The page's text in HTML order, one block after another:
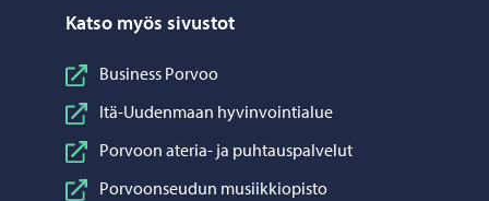
Katso myös sivustot
Business Porvoo
Itä-Uudenmaan hyvinvointialue
Porvoon ateria- ja puhtauspalvelut
Porvoonseudun musiikkiopisto